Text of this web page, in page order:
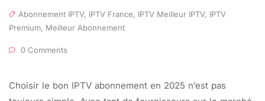
Abonnement IPTV, IPTV France, IPTV Meilleur IPTV, IPTV
Premium, Meilleur Abonnement
0 Comments
Choisir le bon IPTV abonnement en 2025 n’est pas